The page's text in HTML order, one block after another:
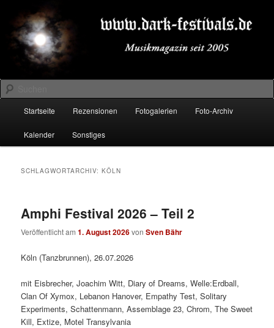
primären
Inhalt
springen
sekundären
Inhalt
springenDARK-FESTIVALS.DE
Suchen
Startseite Rezensionen Fotogalerien Foto-Archiv
Kalender Sonstiges
SCHLAGWORTARCHIV:KÖLN
Amphi Festival 2026 – Teil 2
Veröffentlicht am1. August 2026vonSven Bähr
Köln (Tanzbrunnen), 26.07.2026
mit Eisbrecher, Joachim Witt, Diary of Dreams, Welle:Erdball,
Clan Of Xymox, Lebanon Hanover, Empathy Test, Solitary
Experiments, Schattenmann, Assemblage 23, Chrom, The Sweet
Kill, Extize, Motel Transylvania